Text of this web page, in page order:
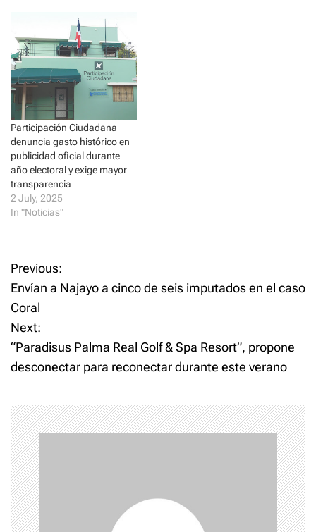
w
w
i
n
d
o
)
n
e
w
w
i
n
d
w
)
los partidos ese mes. En un
lejano segundo lugar quedó
el…
Participación Ciudadana
denuncia gasto histórico en
publicidad oficial durante
año electoral y exige mayor
transparencia
2 July, 2025
In "Noticias"
P
o
s
t
a
v
i
g
Previous:
Envían a Najayo a cinco de seis imputados en el caso
Coral
Next:
“Paradisus Palma Real Golf & Spa Resort”, propone
desconectar para reconectar durante este verano